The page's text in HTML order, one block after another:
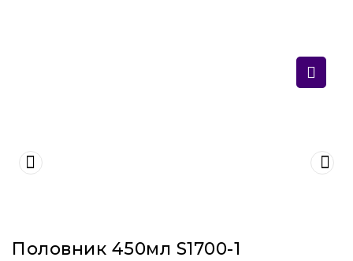
Половник 450мл S1700-1